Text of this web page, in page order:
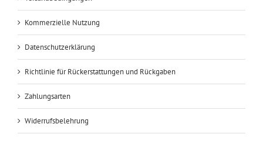
Kommerzielle Nutzung
Datenschutzerklärung
Richtlinie für Rückerstattungen und Rückgaben
Zahlungsarten
Widerrufsbelehrung